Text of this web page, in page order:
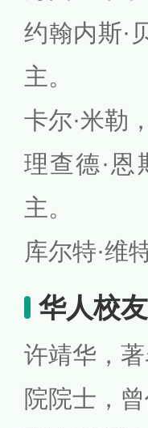
约翰内斯·
主。
卡尔·米勒
理查德·恩
主。
库尔特·维
华人校友
许靖华，
院院士，